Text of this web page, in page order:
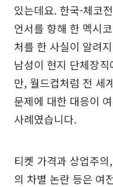
있는데요. 한국-체코
언서를 향해 한 멕시
처를 한 사실이 알려
남성이 현지 단체장
만, 월드컵처럼 전 세
문제에 대한 대응이
사례였습니다.
티켓 가격과 상업주
의 차별 논란 등은 여